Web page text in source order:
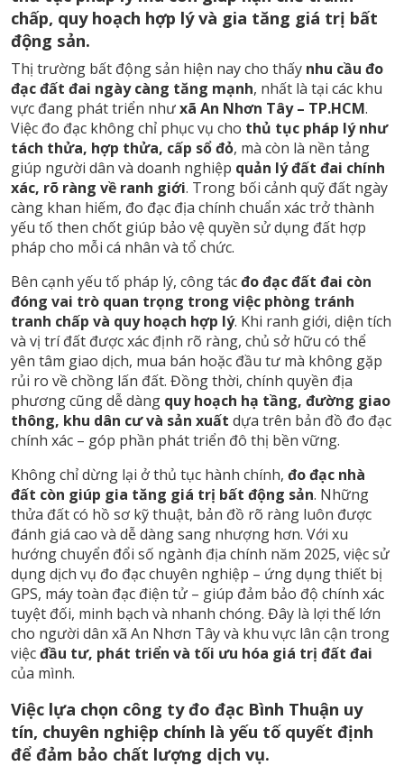
chấp, quy hoạch hợp lý và gia tăng giá trị bất
động sản.
Thị trường bất động sản hiện nay cho thấy nhu cầu đo
đạc đất đai ngày càng tăng mạnh, nhất là tại các khu
vực đang phát triển nhưxã An Nhơn Tây – TP.HCM.
Việc đo đạc không chỉ phục vụ cho thủ tục pháp lý như
tách thửa, hợp thửa, cấp sổ đỏ, mà còn là nền tảng
giúp người dân và doanh nghiệp quản lý đất đai chính
xác, rõ ràng về ranh giới. Trong bối cảnh quỹ đất ngày
càng khan hiếm, đo đạc địa chính chuẩn xác trở thành
yếu tố then chốt giúp bảo vệ quyền sử dụng đất hợp
pháp cho mỗi cá nhân và tổ chức.
Bên cạnh yếu tố pháp lý, công tácđo đạc đất đai còn
đóng vai trò quan trọng trong việc phòng tránh
tranh chấp và quy hoạch hợp lý. Khi ranh giới, diện tích
và vị trí đất được xác định rõ ràng, chủ sở hữu có thể
yên tâm giao dịch, mua bán hoặc đầu tư mà không gặp
rủi ro về chồng lấn đất. Đồng thời, chính quyền địa
phương cũng dễ dàng quy hoạch hạ tầng, đường giao
thông, khu dân cư và sản xuất dựa trên bản đồ đo đạc
chính xác – góp phần phát triển đô thị bền vững.
Không chỉ dừng lại ở thủ tục hành chính, đo đạc nhà
đất còn giúp gia tăng giá trị bất động sản. Những
thửa đất có hồ sơ kỹ thuật, bản đồ rõ ràng luôn được
đánh giá cao và dễ dàng sang nhượng hơn. Với xu
hướng chuyển đổi số ngành địa chính năm 2025, việc sử
dụng dịch vụ đo đạc chuyên nghiệp – ứng dụng thiết bị
GPS, máy toàn đạc điện tử – giúp đảm bảo độ chính xác
tuyệt đối, minh bạch và nhanh chóng. Đây là lợi thế lớn
cho người dân xã An Nhơn Tây và khu vực lân cận trong
việcđầu tư, phát triển và tối ưu hóa giá trị đất đai
của mình.
Việc lựa chọn công ty đo đạc Bình Thuận uy
tín, chuyên nghiệp chính là yếu tố quyết định
để đảm bảo chất lượng dịch vụ.